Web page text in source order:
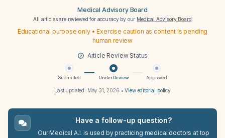
Medical Advisory Board
All articles are reviewed for accuracy by our Medical Advisory Board
Educational purpose only • Exercise caution as content is pending
human review
Article Review Status
Submitted Under Review Approved
Last updated: May 31, 2026 •View editorial policy
Have a follow-up question?
Our Medical A.I. is used by practicing medical doctors at top